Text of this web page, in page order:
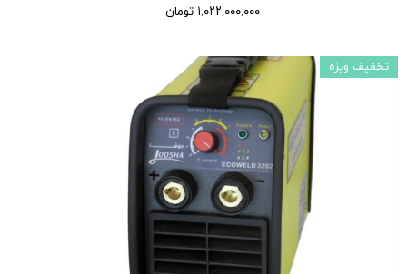
۱,۰۲۲,۰۰۰,۰۰۰ تومان
تخفیف ویژه